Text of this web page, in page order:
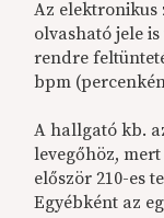
Az elektronikus
olvasható jele
rendre
bpm
A hallgató kb.
levegőhöz,
először 210-es
Egyébként az